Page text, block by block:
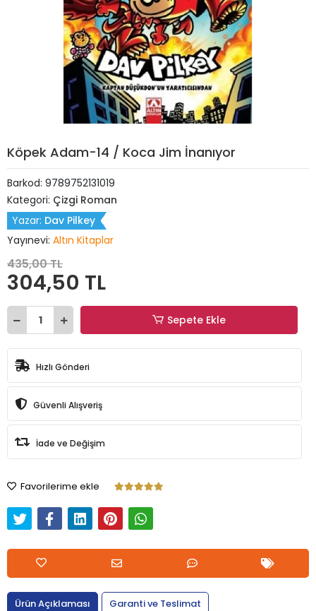
Köpek Adam-14 / Koca Jim İnanıyor
Barkod: 9789752131019
Kategori: Çizgi Roman
Yazar: Dav Pilkey
Yayınevi: Altın Kitaplar
435,00 TL
304,50 TL
Sepete Ekle
Hızlı Gönderi
Güvenli Alışveriş
İade ve Değişim
Favorilerime ekle
Ürün Açıklaması
Garanti ve Teslimat